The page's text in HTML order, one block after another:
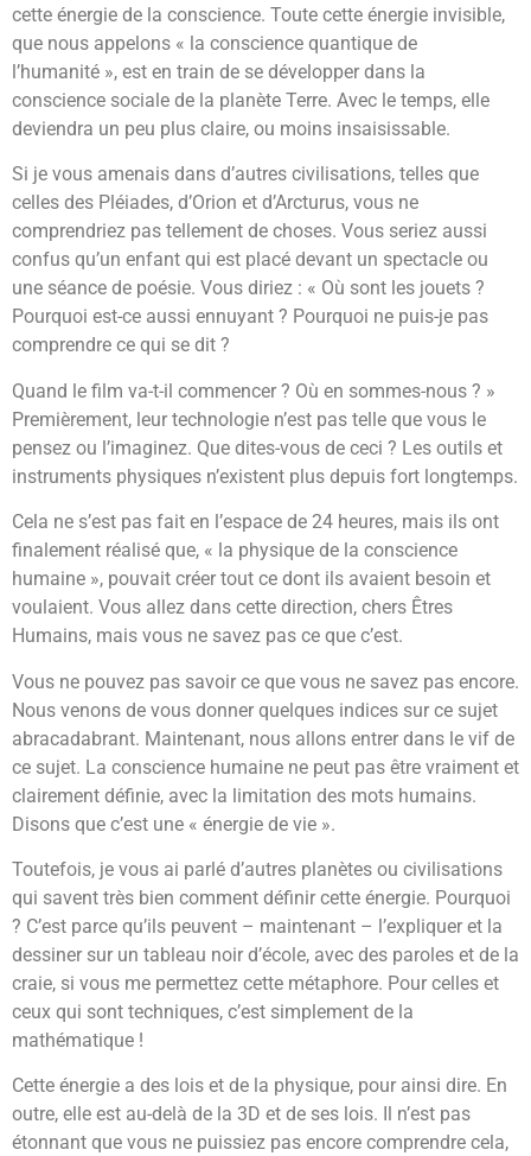
cette énergie de la conscience. Toute cette énergie invisible,
que nous appelons « la conscience quantique de
l’humanité », est en train de se développer dans la
conscience sociale de la planète Terre. Avec le temps, elle
deviendra un peu plus claire, ou moins insaisissable.
Si je vous amenais dans d’autres civilisations, telles que
celles des Pléiades, d’Orion et d’Arcturus, vous ne
comprendriez pas tellement de choses. Vous seriez aussi
confus qu’un enfant qui est placé devant un spectacle ou
une séance de poésie. Vous diriez : « Où sont les jouets ?
Pourquoi est-ce aussi ennuyant ? Pourquoi ne puis-je pas
comprendre ce qui se dit ?
Quand le film va-t-il commencer ? Où en sommes-nous ? »
Premièrement, leur technologie n’est pas telle que vous le
pensez ou l’imaginez. Que dites-vous de ceci ? Les outils et
instruments physiques n’existent plus depuis fort longtemps.
Cela ne s’est pas fait en l’espace de 24 heures, mais ils ont
finalement réalisé que, « la physique de la conscience
humaine », pouvait créer tout ce dont ils avaient besoin et
voulaient. Vous allez dans cette direction, chers Êtres
Humains, mais vous ne savez pas ce que c’est.
Vous ne pouvez pas savoir ce que vous ne savez pas encore.
Nous venons de vous donner quelques indices sur ce sujet
abracadabrant. Maintenant, nous allons entrer dans le vif de
ce sujet. La conscience humaine ne peut pas être vraiment et
clairement définie, avec la limitation des mots humains.
Disons que c’est une « énergie de vie ».
Toutefois, je vous ai parlé d’autres planètes ou civilisations
qui savent très bien comment définir cette énergie. Pourquoi
? C’est parce qu’ils peuvent – maintenant – l’expliquer et la
dessiner sur un tableau noir d’école, avec des paroles et de la
craie, si vous me permettez cette métaphore. Pour celles et
ceux qui sont techniques, c’est simplement de la
mathématique !
Cette énergie a des lois et de la physique, pour ainsi dire. En
outre, elle est au-delà de la 3D et de ses lois. Il n’est pas
étonnant que vous ne puissiez pas encore comprendre cela,